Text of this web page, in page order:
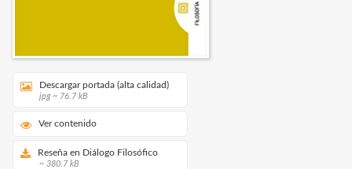
Descargar portada (alta calidad)
jpg ~ 76.7 kB
Ver contenido
Reseña en Diálogo Filosófico
~ 380.7 kB